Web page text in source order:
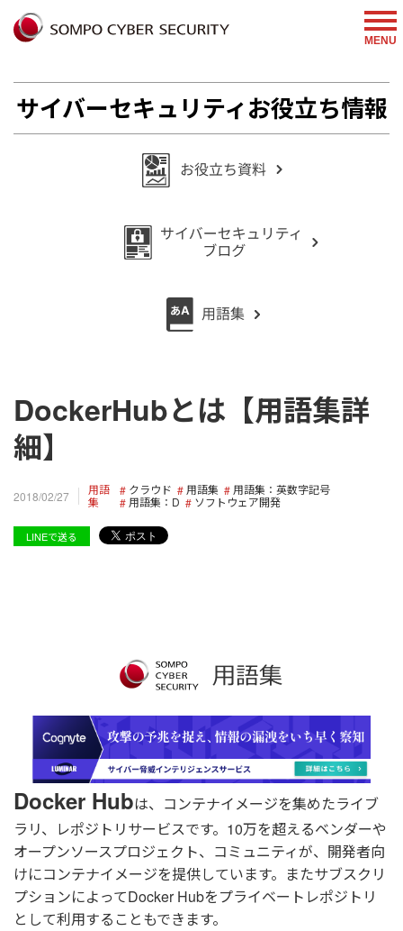
MENU
サイバーセキュリティお役立ち情報
DockerHubとは【用語集詳
細】
2018/02/27
用語
集
クラウド 用語集
用語集：英数字記号
用語集：D
ソフトウェア開発
LINEで送る
Docker Hubは、コンテナイメージを集めたライブ
ラリ、レポジトリサービスです。10万を超えるベンダーや
オープンソースプロジェクト、コミュニティが、開発者向
けにコンテナイメージを提供しています。またサブスクリ
プションによってDocker Hubをプライベートレポジトリ
として利用することもできます。